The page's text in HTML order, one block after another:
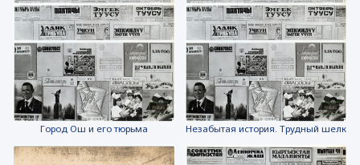
Город Ош и его тюрьма Незабытая история. Трудный шелк